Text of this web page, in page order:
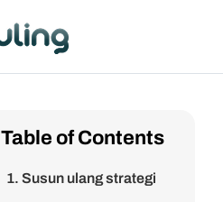
Table of Contents
1. Susun ulang strategi